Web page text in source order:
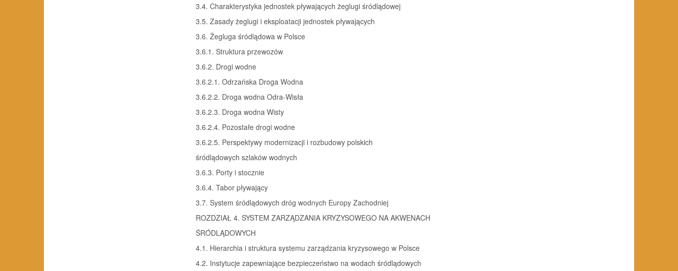
3.4. Charakterystyka jednostek pływających żeglugi śródlądowej
3.5. Zasady żeglugi i eksploatacji jednostek pływających
3.6. Żegluga śródlądowa w Polsce
3.6.1. Struktura przewozów
3.6.2. Drogi wodne
3.6.2.1. Odrzańska Droga Wodna
3.6.2.2. Droga wodna Odra-Wisła
3.6.2.3. Droga wodna Wisty
3.6.2.4. Pozostałe drogi wodne
3.6.2.5. Perspektywy modernizacji i rozbudowy polskich
śródlądowych szlaków wodnych
3.6.3. Porty i stocznie
3.6.4. Tabor pływający
3.7. System śródlądowych dróg wodnych Europy Zachodniej
ROZDZIAŁ 4. SYSTEM ZARZĄDZANIA KRYZYSOWEGO NA AKWENACH
ŚRÓDLĄDOWYCH
4.1. Hierarchia i struktura systemu zarządzania kryzysowego w Polsce
4.2. Instytucje zapewniające bezpieczeństwo na wodach śródlądowych